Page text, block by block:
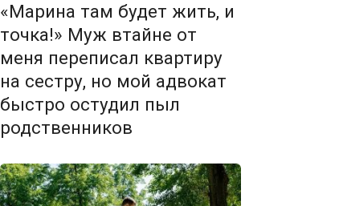
«Марина там будет жить, и
точка!» Муж втайне от
меня переписал квартиру
на сестру, но мой адвокат
быстро остудил пыл
родственников